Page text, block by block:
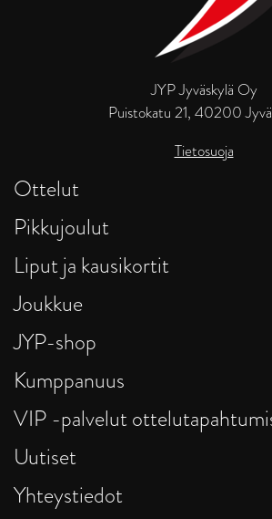
JYP Jyväskylä Oy
Puistokatu 21, 40200
Tietosuoja
Ottelut
Pikkujoulut
Liput ja kausikortit
Joukkue
JYP-shop
Kumppanuus
VIP -palvelut
Uutiset
Yhteystiedot